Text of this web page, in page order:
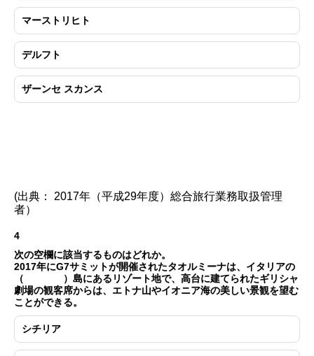
マーストリヒト
デルフト
ザーンセ スカンス
(出典： 2017年（平成29年度）総合旅行業務取扱管理
者）
4
次の空欄に該当するものはどれか。
2017年にG7サミットが開催されたタオルミーナは、イタリアの
（ ）島にあるリゾート地で、高台に建てられたギリシャ
劇場の観客席からは、エトナ山やイオニア海の美しい景観を望む
ことができる。
シチリア